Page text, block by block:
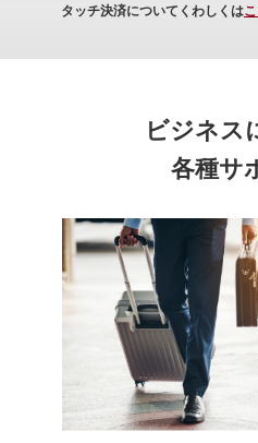
タッチ決済についてくわしくは
ビジネス
各種サ